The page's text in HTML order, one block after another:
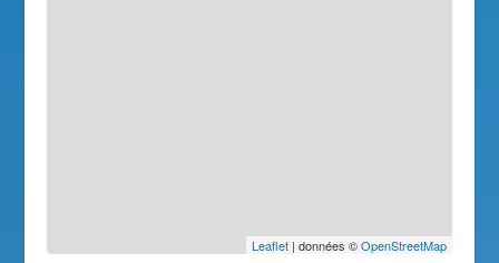
Leaflet| données ©OpenStreetMap